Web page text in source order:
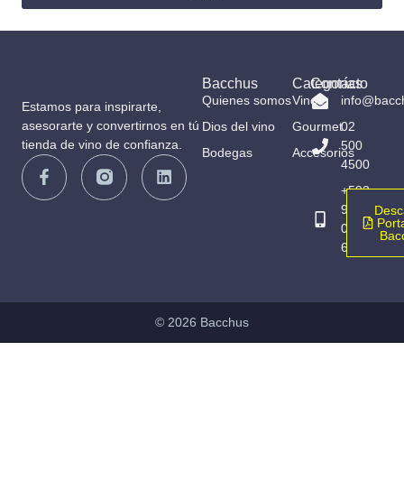
Estamos para inspirarte,
asesorarte y convertirnos en tú
tienda de vino de confianza.
Bacchus
Quienes somos
Dios del vino
Bodegas
Categorías
Vinos
Gourmet
Accesorios
Contacto
02
500
4500
+593
98
065
6836
© 2026 Bacchus